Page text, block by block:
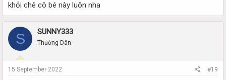
khỏi chê cô bé này luôn nha
S SUNNY333
Thường Dân
15 September 2022 #19